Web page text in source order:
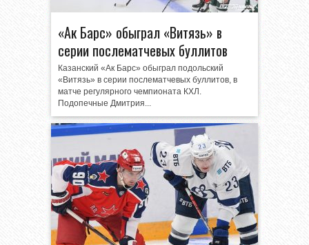
«Ак Барс» обыграл «Витязь» в
серии послематчевых буллитов
Казанский «Ак Барс» обыграл подольский
«Витязь» в серии послематчевых буллитов, в
матче регулярного чемпионата КХЛ.
Подопечные Дмитрия...